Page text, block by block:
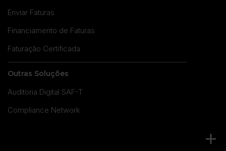
Enviar Faturas
Financiamento de Faturas
Faturação Certificada
Outras Soluções
Auditoria Digital SAF-T
Compliance Network